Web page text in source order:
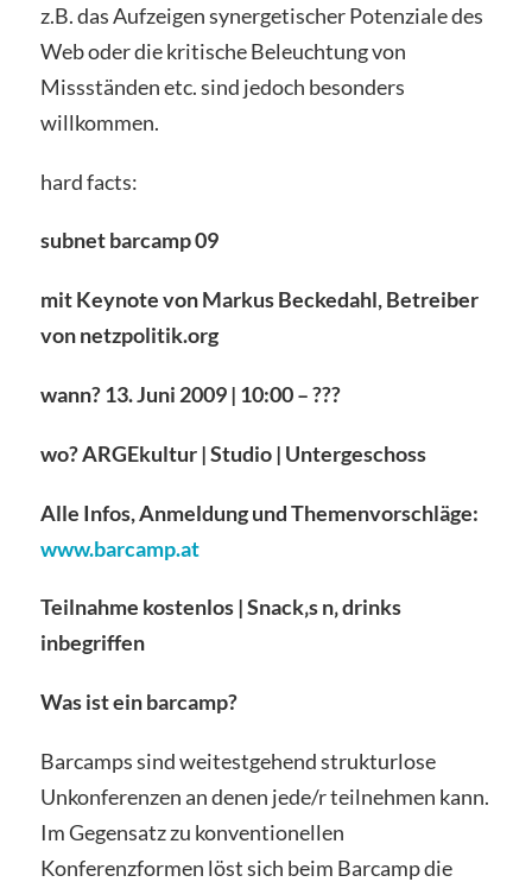
z.B. das Aufzeigen synergetischer Potenziale des
Web oder die kritische Beleuchtung von
Missständen etc. sind jedoch besonders
willkommen.
hard facts:
subnet barcamp 09
mit Keynote vonMarkus Beckedahl, Betreiber
vonnetzpolitik.org
wann?13. Juni 2009 | 10:00 – ???
wo?ARGEkultur | Studio | Untergeschoss
Alle Infos, Anmeldung und Themenvorschläge:
www.barcamp.at
Teilnahme kostenlos | Snack‚s n‚drinks
inbegriffen
Was ist ein barcamp?
Barcamps sind weitestgehend strukturlose
Unkonferenzen an denen jede/r teilnehmen kann.
Im Gegensatz zu konventionellen
Konferenzformen löst sich beim Barcamp die